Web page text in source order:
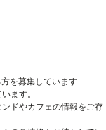
ます。
ドやカフェの情報をご存